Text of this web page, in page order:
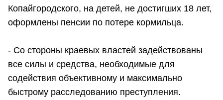
Копайгородского, на детей, не достигших 18 лет,
оформлены пенсии по потере кормильца.
- Со стороны краевых властей задействованы
все силы и средства, необходимые для
содействия объективному и максимально
быстрому расследованию преступления.